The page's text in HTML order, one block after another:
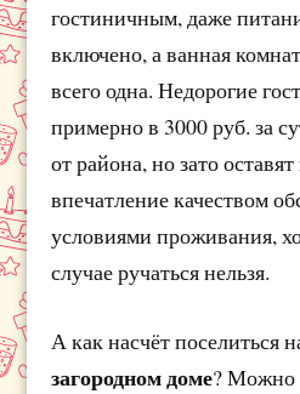
гостиничным, даже
включено, а ванная
всего одна. Недорогие
примерно в 3000 руб. за
от района, но зато
впечатление качеством
условиями проживания,
случае ручаться нельзя.
А как насчёт поселиться
загородном доме? Можно